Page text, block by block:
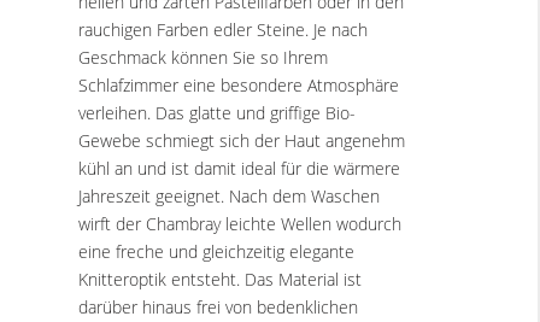
rauchigen Farben edler Steine. Je nach
Geschmack können Sie so Ihrem
Schlafzimmer eine besondere Atmosphäre
verleihen. Das glatte und griffige Bio-
Gewebe schmiegt sich der Haut angenehm
kühl an und ist damit ideal für die wärmere
Jahreszeit geeignet. Nach dem Waschen
wirft der Chambray leichte Wellen wodurch
eine freche und gleichzeitig elegante
Knitteroptik entsteht. Das Material ist
darüber hinaus frei von bedenklichen